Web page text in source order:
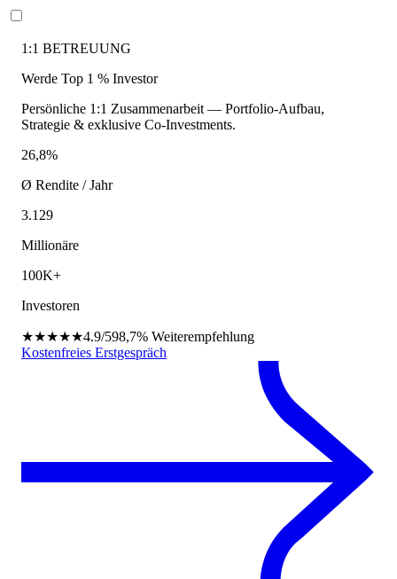
1:1 BETREUUNG
Werde Top 1 % Investor
Persönliche 1:1 Zusammenarbeit — Portfolio-Aufbau,
Strategie & exklusive Co-Investments.
26,8%
Ø Rendite / Jahr
3.129
Millionäre
100K+
Investoren
★★★★★4.9/598,7% Weiterempfehlung
Kostenfreies Erstgespräch